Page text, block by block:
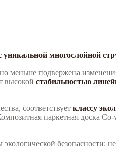
многослойной
меньше подвержена
высокой стабильностью
соответствует классу
паркетная доска
безопасности: